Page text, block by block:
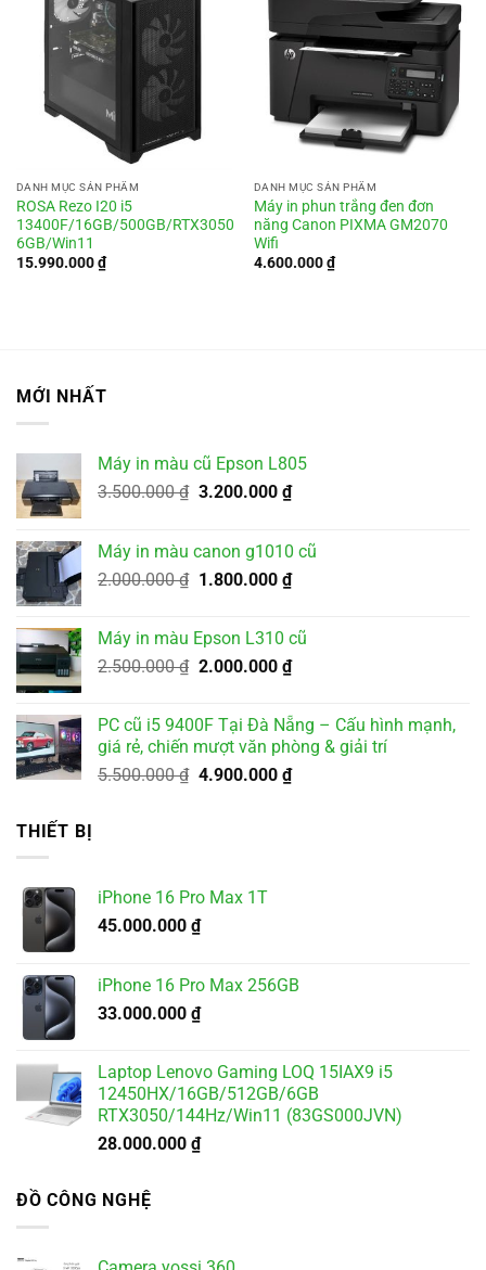
DANH MỤC SẢN PHẨM
ROSA Rezo I20 i5
13400F/16GB/500GB/RTX3050
6GB/Win11
15.990.000₫
DANH MỤC SẢN PHẨM
Máy in phun trắng đen đơn
năng Canon PIXMA GM2070
Wifi
4.600.000₫
MỚI NHẤT
Máy in màu cũ Epson L805
3.500.000₫ Giá
3.500.000 ₫.
3.200.000 ₫Giá
là:
3.200.000 ₫.
Máy in màu canon g1010 cũ
2.000.000₫ Giá
2.000.000 ₫.
1.800.000 ₫Giá
là:
1.800.000 ₫.
Máy in màu Epson L310 cũ
2.500.000₫ Giá
2.500.000 ₫.
2.000.000 ₫Giá
tại
là:
2.000.000 ₫.
PC cũ i5 9400F Tại Đà Nẵng – Cấu hình mạnh,
giá rẻ, chiến mượt văn phòng & giải trí
5.500.000₫ Giá
4.900.000 ₫Giá
THIẾT BỊ
iPhone 16 Pro Max 1T
45.000.000 ₫
iPhone 16 Pro Max 256GB
33.000.000 ₫
Laptop Lenovo Gaming LOQ 15IAX9 i5
12450HX/16GB/512GB/6GB
RTX3050/144Hz/Win11 (83GS000JVN)
28.000.000 ₫
ĐỒ CÔNG NGHỆ